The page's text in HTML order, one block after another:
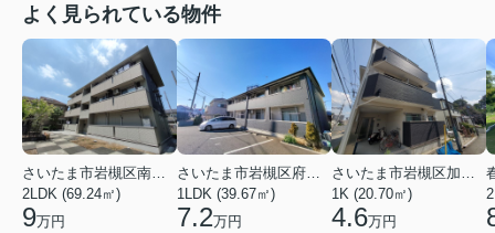
よく見られている物件
2LDK (69.24㎡)
9万円
1LDK (39.67㎡)
7.2万円
1K (20.70㎡)
4.6万円